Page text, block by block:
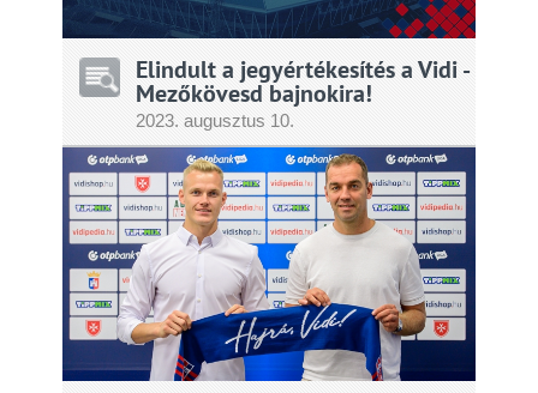
Elindult a jegyértékesítés a Vidi -
Mezőkövesd bajnokira!
2023.augusztus 10.